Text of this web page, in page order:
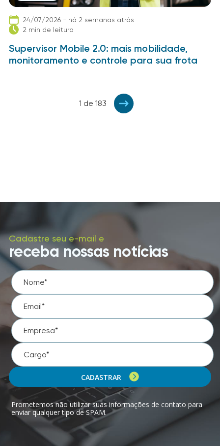
24/07/2026 - há 2 semanas atrás
2 min de leitura
Supervisor Mobile 2.0: mais mobilidade,
monitoramento e controle para sua frota
1 de 183
Cadastre seu e-mail e
receba nossas notícias
CADASTRAR
Prometemos não utilizar suas informações de contato para
enviar qualquer tipo de SPAM.